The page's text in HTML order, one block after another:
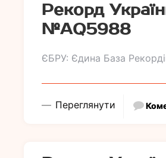
Рекорд
№АQ5988
ЄБРУ: Єдина База
Переглянути